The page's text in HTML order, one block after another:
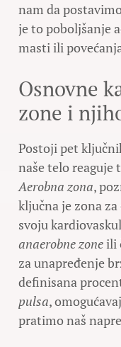
nam da
je to poboljšanje
masti ili
Osnovne
zone i
Postoji pet
naše telo
Aerobna zona,
ključna je zona
svoju
anaerobne zoneili
za unapređenje
definisana
pulsa,
pratimo naš